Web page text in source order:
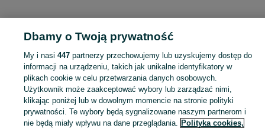
KATEGORIA
Szeroki wybór kozaków damskich Łódź ▶️ skórzane, zamszowe, na obcasie i zimowe ✅ Nowe i używane w atrakcyjnych cenach ✌ Znajdź oferty na OLX.pl! Zobacz
Mapa kategorii
Dbamy o Twoją prywatność
My i nasi 447partnerzy przechowujemy lub uzyskujemy dostęp do
informacji na urządzeniu, takich jak unikalne identyfikatory w
plikach cookie w celu przetwarzania danych osobowych.
Użytkownik może zaakceptować wybory lub zarządzać nimi,
klikając poniżej lub w dowolnym momencie na stronie polityki
prywatności. Te wybory będą sygnalizowane naszym partnerom i
nie będą miały wpływu na dane przeglądania. Polityka cookies,